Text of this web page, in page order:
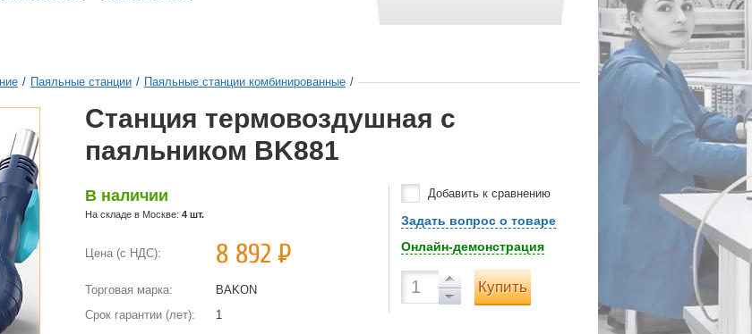
/ Паяльные станции / Паяльные станции комбинированные /
Станция термовоздушная с
паяльником BK881
В наличии
На складе в Москве: 4 шт.
Цена (с НДС): 8 892 Р
Торговая марка:
BAKON
Срок гарантии (лет):
1
Добавить к сравнению
Задать вопрос о товаре
Онлайн-демонстрация
Купить